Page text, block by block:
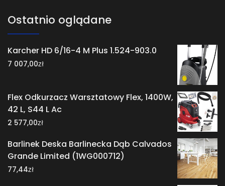
Ostatnio oglądane
Karcher HD 6/16-4 M Plus 1.524-903.0
7 007,00zł
Flex Odkurzacz Warsztatowy Flex, 1400W,
42 L, S44 L Ac
2 577,00zł
Barlinek Deska Barlinecka Dąb Calvados
Grande Limited (1WG000712)
77,44zł